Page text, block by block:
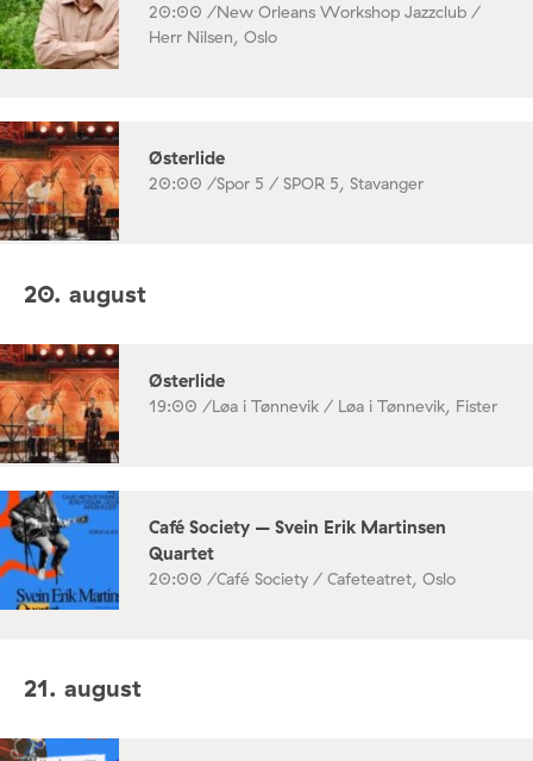
20:00 /New Orleans Workshop Jazzclub /
Herr Nilsen, Oslo
Østerlide
20:00 /Spor 5 / SPOR 5, Stavanger
20. august
Østerlide
19:00 /Løa i Tønnevik / Løa i Tønnevik, Fister
Café Society – Svein Erik Martinsen
Quartet
20:00 /Café Society / Cafeteatret, Oslo
21. august